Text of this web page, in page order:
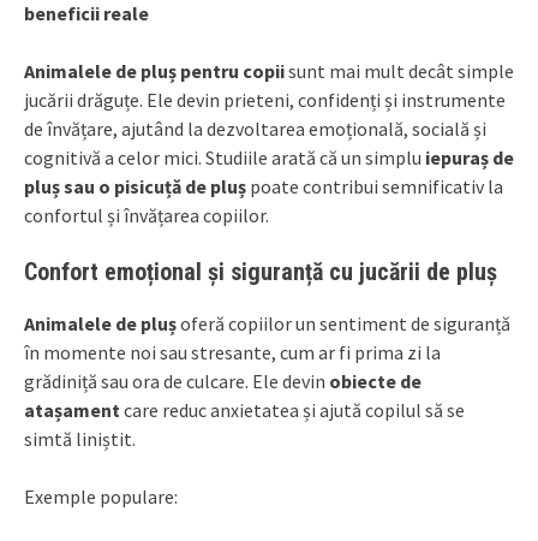
beneficii reale
Animalele de pluș pentru copiisunt mai mult decât simple
jucării drăguțe. Ele devin prieteni, confidenți și instrumente
de învățare, ajutând la dezvoltarea emoțională, socială și
cognitivă a celor mici. Studiile arată că un simplu iepuraș de
pluș sau o pisicuță de pluș poate contribui semnificativ la
confortul și învățarea copiilor.
Confort emoțional și siguranță cu jucării de pluș
Animalele de plușoferă copiilor un sentiment de siguranță
în momente noi sau stresante, cum ar fi prima zi la
grădiniță sau ora de culcare. Ele devin obiecte de
atașamentcare reduc anxietatea și ajută copilul să se
simtă liniștit.
Exemple populare: